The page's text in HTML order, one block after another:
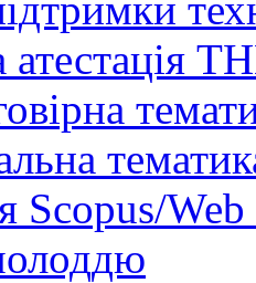
атестація
Scopus/